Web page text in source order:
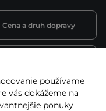
Cena a druh dopravy
Reklamácie a záruka
používame
vás dokážeme na
ponuky